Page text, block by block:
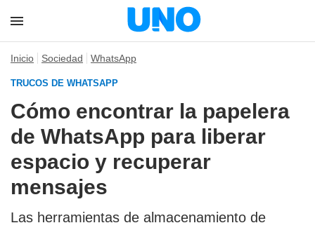
Inicio Sociedad WhatsApp
TRUCOS DE WHATSAPP
Cómo encontrar la papelera
de WhatsApp para liberar
espacio y recuperar
mensajes
Las herramientas de almacenamiento de